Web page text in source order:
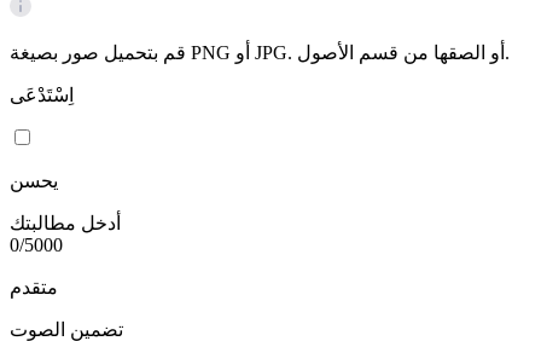
قم بتحميل صور بصيغة PNG أو JPG. أو الصقها من قسم الأصول.
اِسْتَدْعَى
يحسن
أدخل مطالبتك
0/5000
متقدم
تضمين الصوت